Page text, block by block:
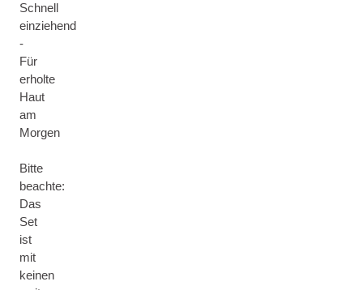
Schnell
einziehend
-
Für
erholte
Haut
am
Morgen
Bitte
beachte:
Das
Set
ist
mit
keinen